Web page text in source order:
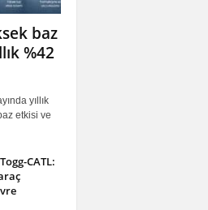
baz
%42
yıllık
etkisi ve
CATL: